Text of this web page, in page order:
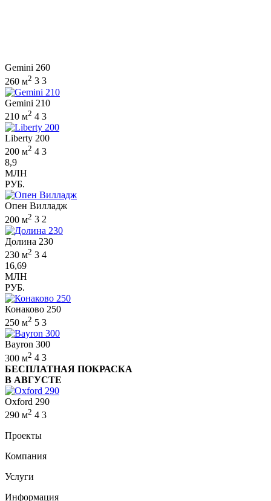
Gemini 260
260 м2 3 3
Gemini 210
210 м2 4 3
Liberty 200
200 м2 4 3
8,9
МЛН
РУБ.
Опен Вилладж
200 м2 3 2
Долина 230
230 м2 3 4
16,69
МЛН
РУБ.
Конаково 250
250 м2 5 3
Bayron 300
300 м2 4 3
БЕСПЛАТНАЯ ПОКРАСКА
В АВГУСТЕ
Oxford 290
290 м2 4 3
Проекты
Компания
Услуги
Информация